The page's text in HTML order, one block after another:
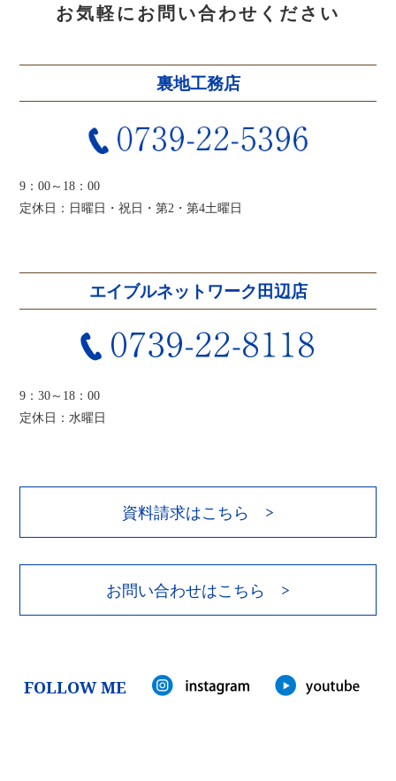
お気軽にお問い合わせください
裏地工務店
9：00～18：00
定休日：日曜日・祝日・第2・第4土曜日
エイブルネットワーク田辺店
9：30～18：00
定休日：水曜日
資料請求はこちら >
お問い合わせはこちら >
FOLLOW ME